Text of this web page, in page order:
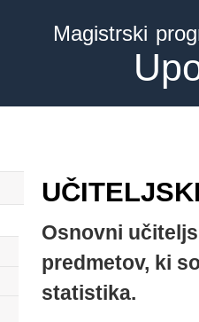
Magistrski
Osnovni
predmetov, ki
statistika.